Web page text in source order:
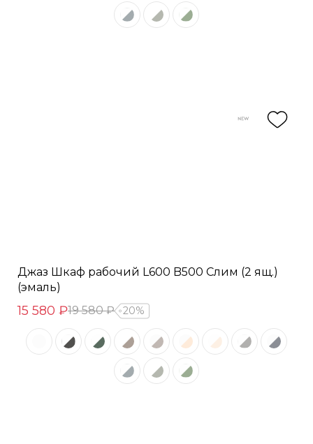
Джаз Шкаф рабочий L600 B500 Слим (2 ящ.)
(эмаль)
15 580 ₽19 580 ₽ 20%